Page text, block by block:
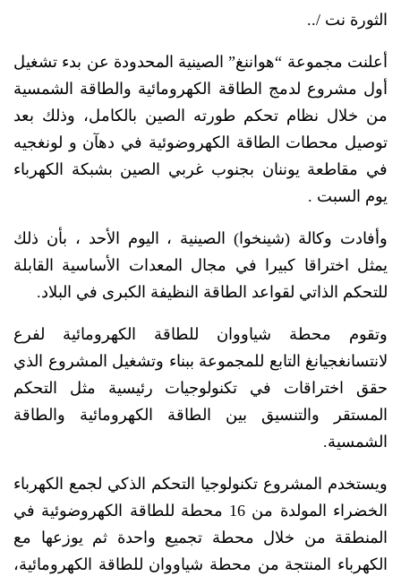
الثورة نت /..
أعلنت مجموعة “هواننغ” الصينية المحدودة عن بدء تشغيل
أول مشروع لدمج الطاقة الكهرومائية والطاقة الشمسية
من خلال نظام تحكم طورته الصين بالكامل، وذلك بعد
توصيل محطات الطاقة الكهروضوئية في دهآن و لونغجيه
في مقاطعة يوننان بجنوب غربي الصين بشبكة الكهرباء
يوم السبت .
وأفادت وكالة (شينخوا) الصينية ، اليوم الأحد ، بأن ذلك
يمثل اختراقا كبيرا في مجال المعدات الأساسية القابلة
للتحكم الذاتي لقواعد الطاقة النظيفة الكبرى في البلاد.
وتقوم محطة شياووان للطاقة الكهرومائية لفرع
لانتسانغجيانغ التابع للمجموعة ببناء وتشغيل المشروع الذي
حقق اختراقات في تكنولوجيات رئيسية مثل التحكم
المستقر والتنسيق بين الطاقة الكهرومائية والطاقة
الشمسية.
ويستخدم المشروع تكنولوجيا التحكم الذكي لجمع الكهرباء
الخضراء المولدة من 16 محطة للطاقة الكهروضوئية في
المنطقة من خلال محطة تجميع واحدة ثم يوزعها مع
الكهرباء المنتجة من محطة شياووان للطاقة الكهرومائية،